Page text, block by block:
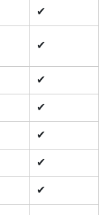
✔
✔
✔
✔
✔
✔
✔